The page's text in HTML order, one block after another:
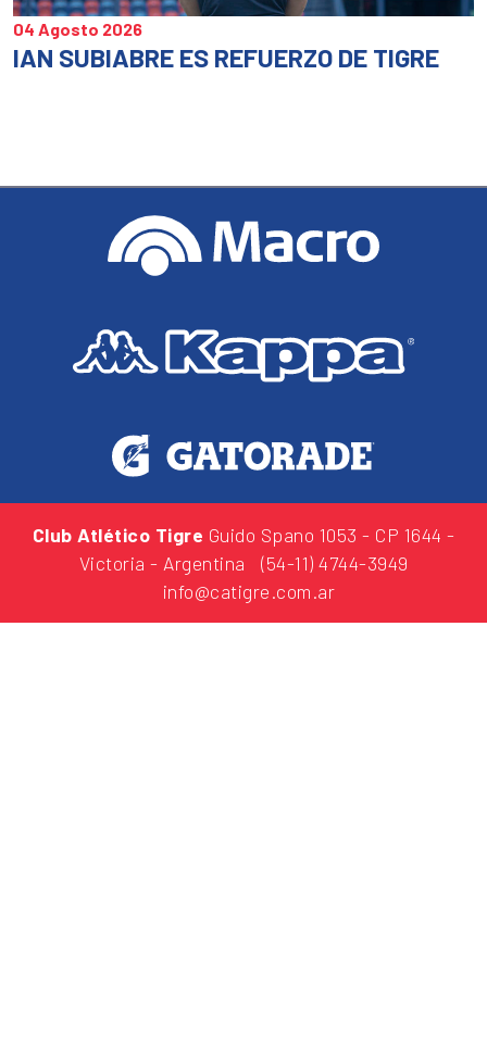
04 Agosto 2026
IAN SUBIABRE ES REFUERZO DE TIGRE
Club Atlético Tigre Guido Spano 1053 - CP 1644 -
Victoria - Argentina
(54-11) 4744-3949
info@catigre.com.ar